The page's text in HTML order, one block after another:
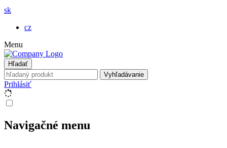
sk
cz
Menu
Hľadať
Vyhľadávanie
Prihlásiť
Navigačné menu